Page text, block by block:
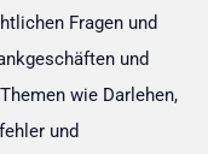
Fragen und
und
wie Darlehen,
und